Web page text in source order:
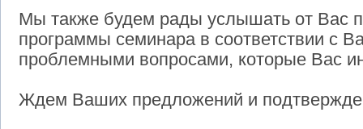
Мы также будем рады услышать от Вас
программы семинара в соответствии с
проблемными вопросами, которые Вас
Ждем Ваших предложений и